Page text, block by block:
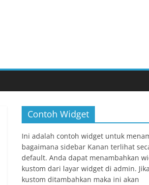
Contoh Widget
Ini adalah contoh widget untuk
bagaimana sidebar Kanan terlihat
default. Anda dapat menambahkan
kustom dari layar widget di admin.
kustom ditambahkan maka ini akan